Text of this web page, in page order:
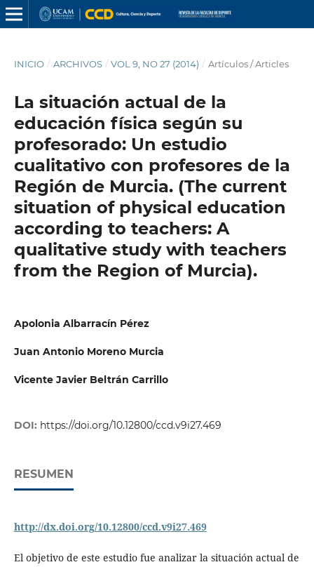
INICIO / ARCHIVOS / VOL 9, NO 27 (2014) / Artículos / Articles
La situación actual de la
educación física según su
profesorado: Un estudio
cualitativo con profesores de la
Región de Murcia. (The current
situation of physical education
according to teachers: A
qualitative study with teachers
from the Region of Murcia).
Apolonia Albarracín Pérez
Juan Antonio Moreno Murcia
Vicente Javier Beltrán Carrillo
DOI: https://doi.org/10.12800/ccd.v9i27.469
RESUMEN
http://dx.doi.org/10.12800/ccd.v9i27.469
El objetivo de este estudio fue analizar la situación actual de